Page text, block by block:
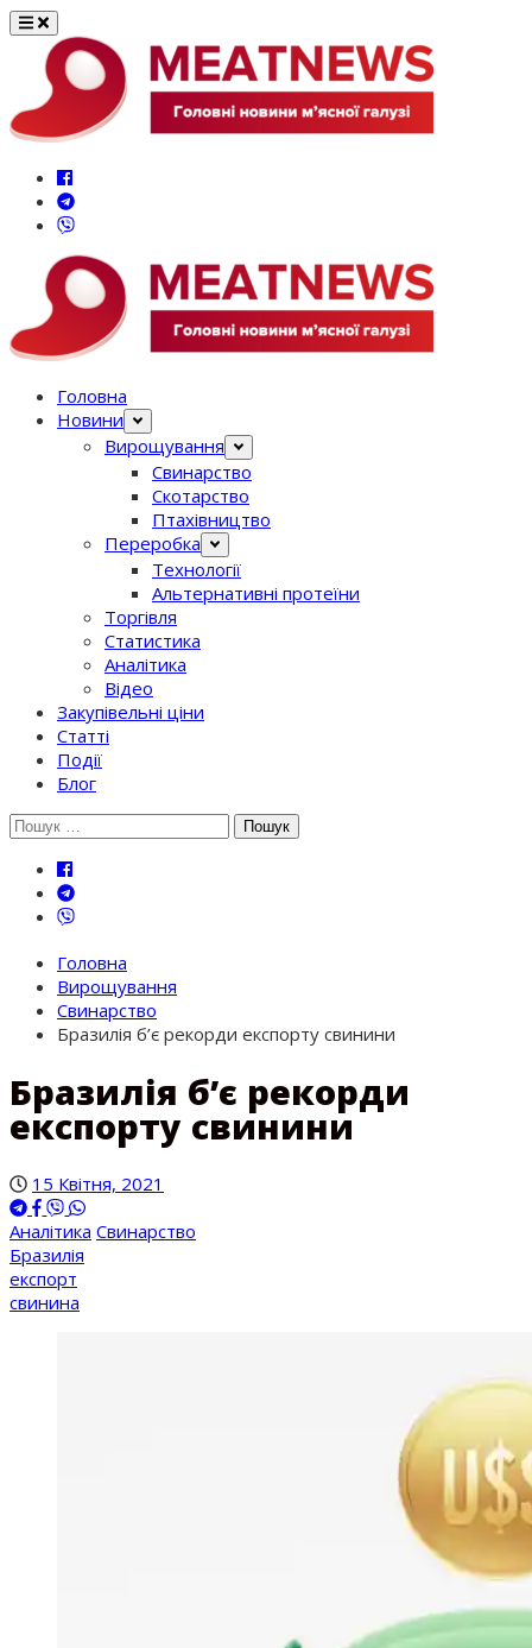
Перейти
вмісту
Головна
Новини
Вирощування
Свинарство
Скотарство
Птахівництво
Переробка
Технології
Альтернативні протеїни
Торгівля
Статистика
Аналітика
Відео
Закупівельні ціни
Статті
Події
Блог
Шукати:
Головна
Вирощування
Свинарство
Бразилія б’є рекорди експорту свинини
Бразилія б’є рекорди
експорту свинини
15 Квітня, 2021
Аналітика Свинарство
Бразилія
експорт
свинина